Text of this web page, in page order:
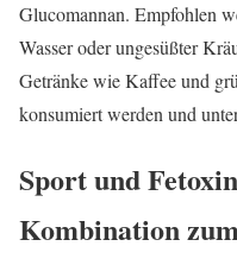
Glucomannan. Empfohlen
Wasser oder ungesüßter
Getränke wie Kaffee und
konsumiert werden und
Sport und
Kombination